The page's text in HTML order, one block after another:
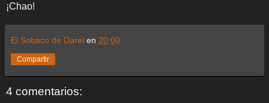
¡Chao!
El Sobaco de Darel en 20:00
Compartir
4 comentarios: